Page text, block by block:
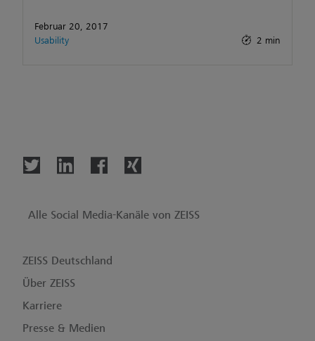
Februar 20, 2017
Usability
2 min
Alle Social Media-Kanäle von ZEISS
ZEISS Deutschland
Über ZEISS
Karriere
Presse & Medien